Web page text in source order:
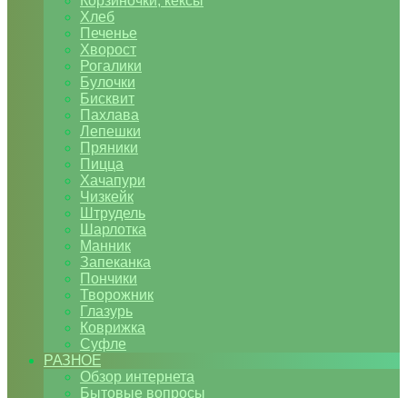
Хлеб
Печенье
Хворост
Рогалики
Булочки
Бисквит
Пахлава
Лепешки
Пряники
Пицца
Хачапури
Чизкейк
Штрудель
Шарлотка
Манник
Запеканка
Пончики
Творожник
Глазурь
Коврижка
Суфле
РАЗНОЕ
Обзор интернета
Бытовые вопросы